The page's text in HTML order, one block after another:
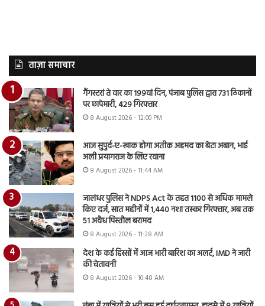
ताज़ा समाचार
गैंगस्टरां ते वार का 199वां दिन, पंजाब पुलिस द्वारा 731 ठिकानों
पर छापेमारी, 429 गिरफ्तार
8 August 2026 - 12:00 PM
आज सुपुर्द-ए-खाक होगा अतीक अहमद का बेटा अबान, भाई
अली प्रयागराज के लिए रवाना
8 August 2026 - 11:44 AM
जालंधर पुलिस ने NDPS Act के तहत 1100 से अधिक मामले
किए दर्ज, सात महीनों में 1,440 नशा तस्कर गिरफ्तार, अब तक
51 अवैध पिस्तौल बरामद
8 August 2026 - 11:28 AM
देश के कई हिस्सों में आज भारी बारिश का अलर्ट, IMD ने जारी
की चेतावनी
8 August 2026 - 10:48 AM